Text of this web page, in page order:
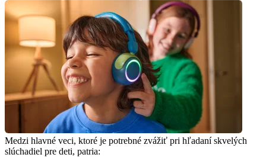
Medzi hlavné veci, ktoré je potrebné zvážiť pri hľadaní skvelých
slúchadiel pre deti, patria: